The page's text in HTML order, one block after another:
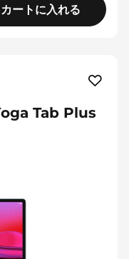
カートに入れる
Tab Plus